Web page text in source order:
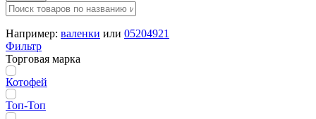
Например: валенки или 05204921
Фильтр
Торговая марка
Котофей
Топ-Топ